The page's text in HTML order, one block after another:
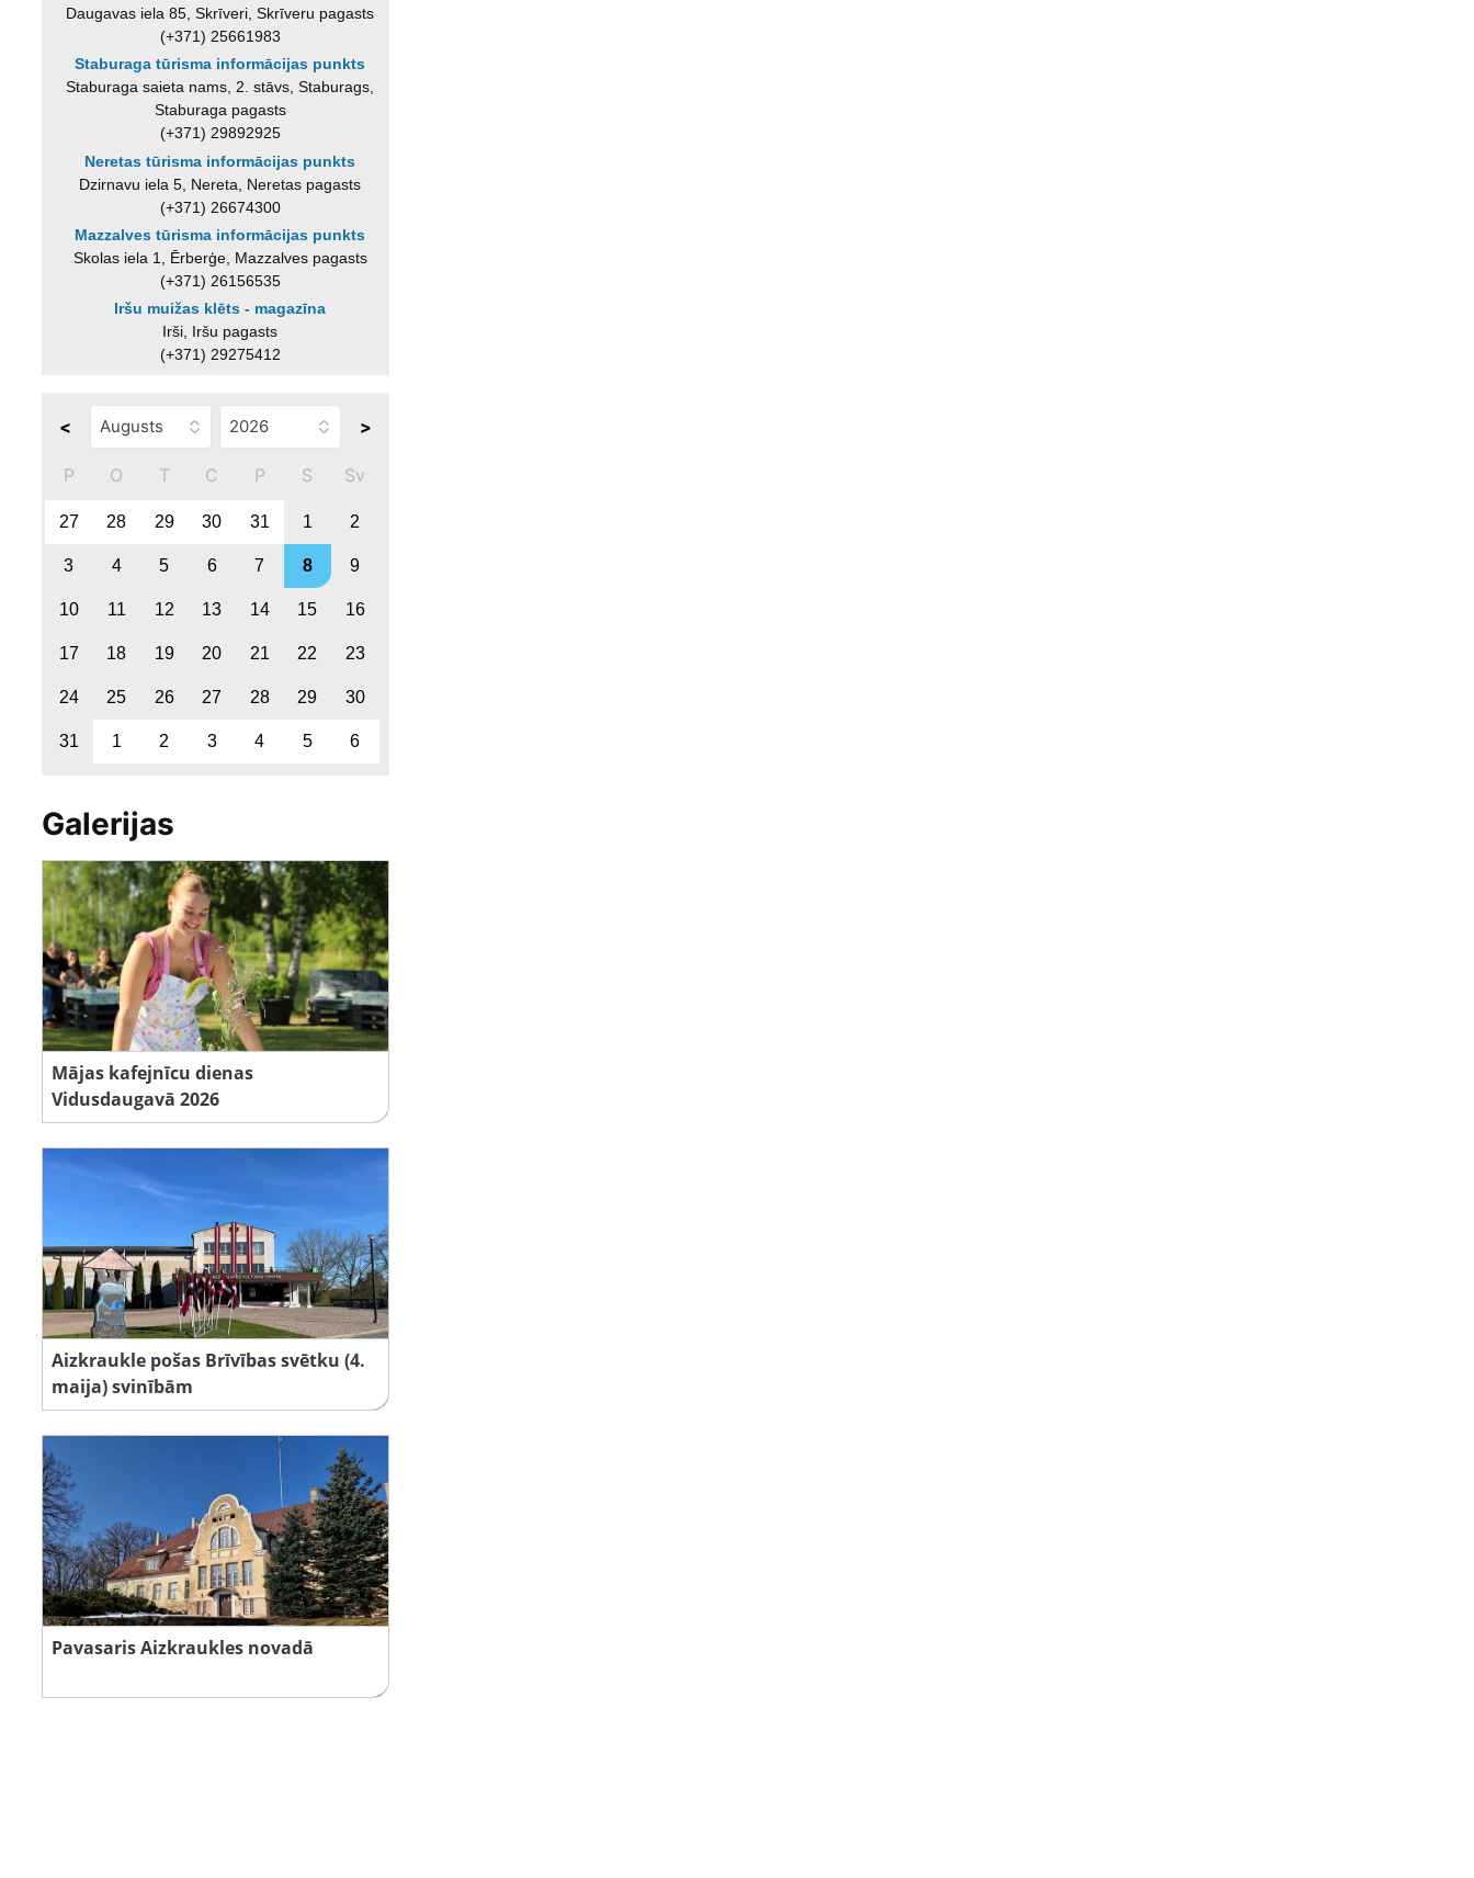
Daugavas iela 85, Skrīveri, Skrīveru pagasts
(+371) 25661983
Staburaga tūrisma informācijas punkts
Staburaga saieta nams, 2. stāvs, Staburags,
Staburaga pagasts
(+371) 29892925
Neretas tūrisma informācijas punkts
Dzirnavu iela 5, Nereta, Neretas pagasts
(+371) 26674300
Mazzalves tūrisma informācijas punkts
Skolas iela 1, Ērberģe, Mazzalves pagasts
(+371) 26156535
Iršu muižas klēts - magazīna
Irši, Iršu pagasts
(+371) 29275412
< >
P O T C P S Sv
27 28 29 30 31 1 2
3 4 5 6 7 8 9
10 11 12 13 14 15 16
17 18 19 20 21 22 23
24 25 26 27 28 29 30
31 1 2 3 4 5 6
Galerijas
Mājas kafejnīcu dienas
Vidusdaugavā 2026
Aizkraukle pošas Brīvības svētku (4.
maija) svinībām
Pavasaris Aizkraukles novadā